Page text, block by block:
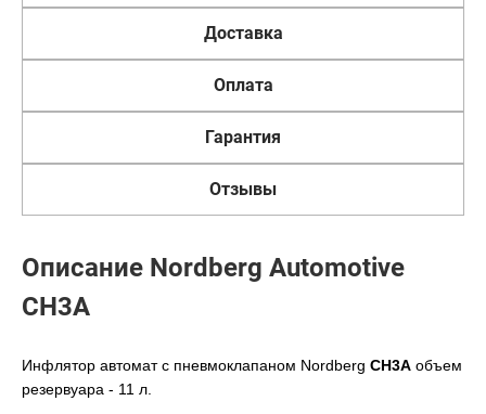
Доставка
Оплата
Гарантия
Отзывы
Описание Nordberg Automotive
CH3A
Инфлятор автомат с пневмоклапаном Nordberg CH3A объем
резервуара - 11 л.